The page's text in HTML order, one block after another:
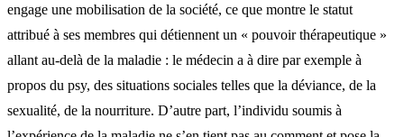
engage une mobilisation de la société, ce que montre le statut
attribué à ses membres qui détiennent un « pouvoir thérapeutique »
allant au-delà de la maladie : le médecin a à dire par exemple à
propos du psy, des situations sociales telles que la déviance, de la
sexualité, de la nourriture. D’autre part, l’individu soumis à